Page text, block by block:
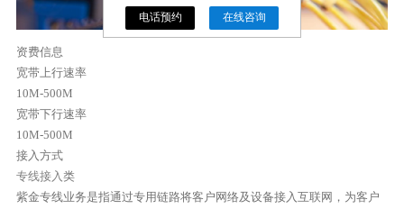
资费信息
宽带上行速率
10M-500M
宽带下行速率
10M-500M
接入方式
专线接入 类
紫金专线业务是指通过专用链路将客户网络及设备接入互联网，为客户
电话预约 在线咨询